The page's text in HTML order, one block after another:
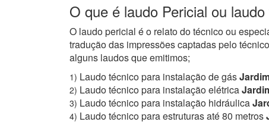
O que é laudo Pericial ou
O laudo pericial é o relato do técnico ou
tradução das impressões captadas pelo
alguns laudos que emitimos;
1) Laudo técnico para instalação de gás
2) Laudo técnico para instalação elétrica
3) Laudo técnico para instalação hidráulica
4) Laudo técnico para estruturas até 80 metros